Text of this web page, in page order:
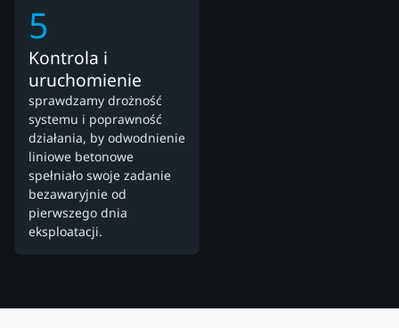
5
Kontrola i
uruchomienie
sprawdzamy drożność
systemu i poprawność
działania, by odwodnienie
liniowe betonowe
spełniało swoje zadanie
bezawaryjnie od
pierwszego dnia
eksploatacji.